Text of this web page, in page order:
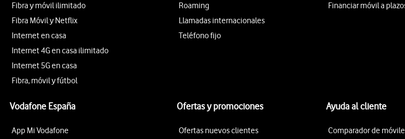
Fibra y móvil ilimitado
Fibra Móvil y Netflix
Internet en casa
Internet 4G en casa ilimitado
Internet 5G en casa
Fibra, móvil y fútbol
Roaming
Llamadas internacionales
Teléfono fijo
Financiar móvil a
Vodafone España
App Mi Vodafone
Ofertas y promociones
Ofertas nuevos clientes
Ayuda al cliente
Comparador de